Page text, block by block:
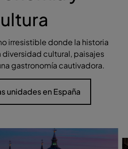
irresistible donde la historia
diversidad cultural, paisajes
gastronomía cautivadora.
unidades en España